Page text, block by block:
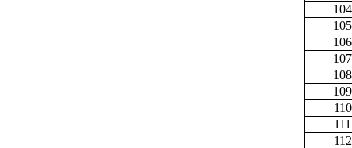
104
105
106
107
108
109
110
111
112